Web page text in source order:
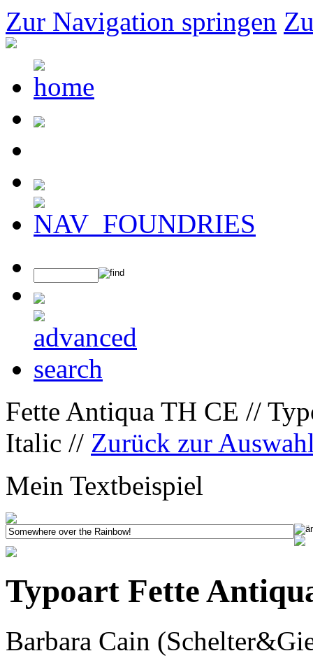
Zur Navigation springen
Fette Antiqua TH CE //
Italic // Zurück zur
Mein Textbeispiel
Typoart Fette
Barbara Cain